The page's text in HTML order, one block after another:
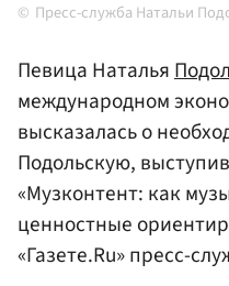
Пресс-служба Натальи
Певица Наталья
международном
высказалась о
Подольскую,
«Музконтент: как
ценностные
«Газете.Ru» пресс-